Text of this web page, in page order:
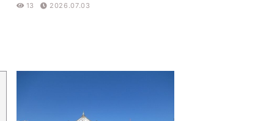
13
2026.07.03